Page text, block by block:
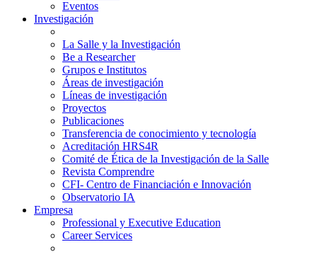
Eventos
Investigación
La Salle y la Investigación
Be a Researcher
Grupos e Institutos
Áreas de investigación
Líneas de investigación
Proyectos
Publicaciones
Transferencia de conocimiento y tecnología
Acreditación HRS4R
Comité de Ética de la Investigación de la Salle
Revista Comprendre
CFI- Centro de Financiación e Innovación
Observatorio IA
Empresa
Professional y Executive Education
Career Services